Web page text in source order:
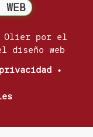
Olier por el
diseño web
•
WEB